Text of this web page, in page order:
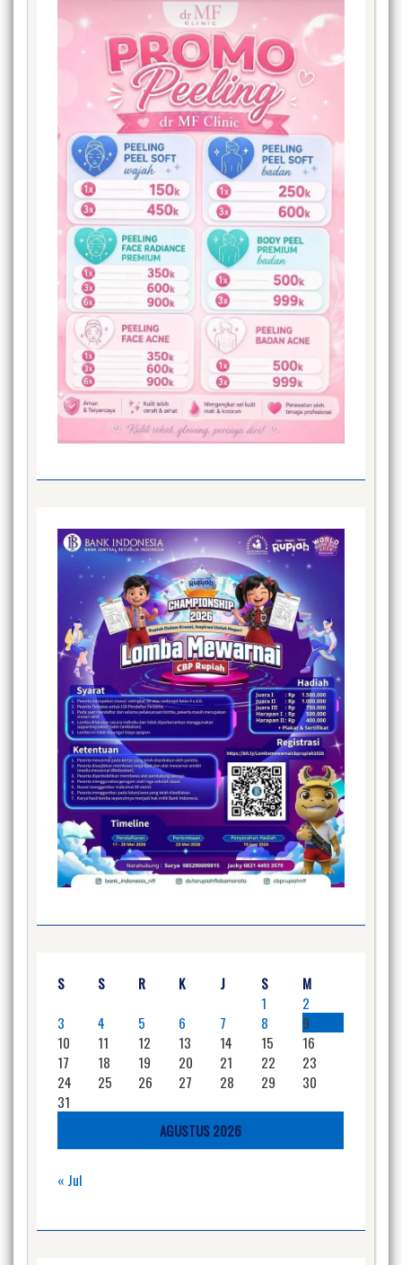
AGUSTUS 2026
S S R K J S
M
1
2
3
4 5 6 7 8
9
10
11 12 13 14 15
16
17
18 19 20 21 22
23
24
25 26 27 28 29
30
31
« Jul